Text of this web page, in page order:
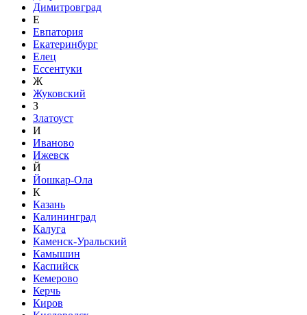
Димитровград
Е
Евпатория
Екатеринбург
Елец
Ессентуки
Ж
Жуковский
З
Златоуст
И
Иваново
Ижевск
Й
Йошкар-Ола
К
Казань
Калининград
Калуга
Каменск-Уральский
Камышин
Каспийск
Кемерово
Керчь
Киров